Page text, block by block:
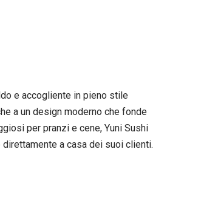
e accogliente in pieno stile
a un design moderno che fonde
per pranzi e cene, Yuni Sushi
a casa dei suoi clienti.